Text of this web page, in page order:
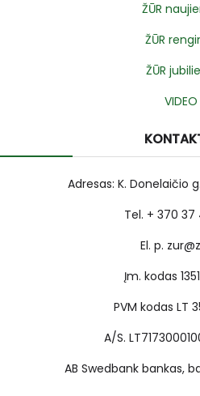
ŽŪR
ŽŪR
ŽŪR
VIDEO
Adresas: K. Donelaičio
Tel. + 370 37
El. p.
Įm. kodas
PVM kodas LT
A/S.
AB Swedbank bankas,